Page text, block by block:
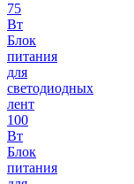
75
Вт
Блок
питания
для
светодиодных
лент
100
Вт
Блок
питания